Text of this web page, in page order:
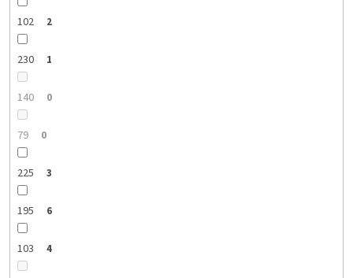
102 2
230 1
140 0
79 0
225 3
195 6
103 4